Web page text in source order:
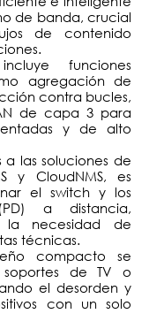
de banda, crucial
de contenido
funciones
agregación de
contra bucles,
de capa 3 para
y de alto
las soluciones de
y CloudNMS, es
el switch y los
a distancia,
la necesidad de
técnicas.
compacto se
de TV o
el desorden y
con un solo